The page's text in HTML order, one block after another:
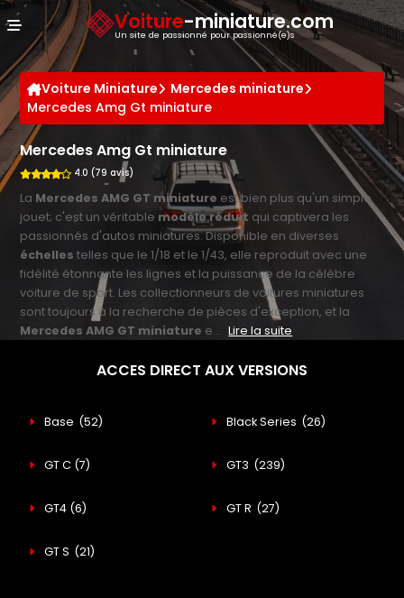
Voiture-miniature.com
Un site de passionné pour passionné(e)s
Voiture Miniature
Mercedes miniature
Mercedes Amg Gt miniature
Mercedes Amg Gt miniature
4.0 (79 avis)
La Mercedes AMG GT miniature est bien plus qu'un simple
jouet; c'est un véritable modèle réduit qui captivera les
passionnés d'autos miniatures. Disponible en diverses
échelles telles que le 1/18 et le 1/43, elle reproduit avec une
fidélité étonnante les lignes et la puissance de la célèbre
voiture de sport. Les collectionneurs de voitures miniatures
sont toujours à la recherche de pièces d'exception, et la
Mercedes AMG GT miniature e... Lire la suite
ACCES DIRECT AUX VERSIONS
Base (52) Black Series (26)
GT C (7) GT3 (239)
GT4 (6) GT R (27)
GT S (21)
Panneau de gestion des cookies